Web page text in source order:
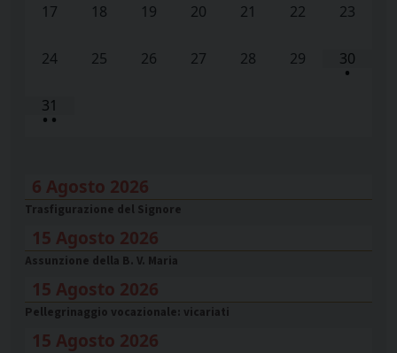
17 18 19 20 21 22 23
24 25 26 27 28 29 30
•
31
• •
6 Agosto 2026
Trasfigurazione del Signore
15 Agosto 2026
Assunzione della B. V. Maria
15 Agosto 2026
Pellegrinaggio vocazionale: vicariati
15 Agosto 2026